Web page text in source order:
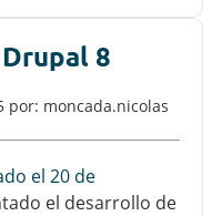
8
por: moncada.nicolas
el 20 de
el desarrollo de